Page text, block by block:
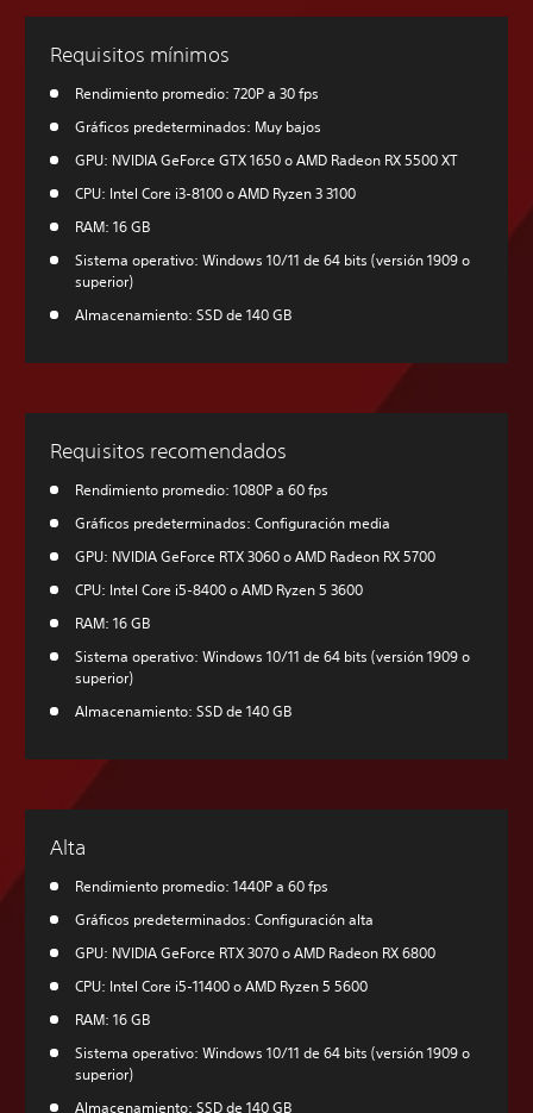
Requisitos mínimos
Rendimiento promedio: 720P a 30 fps
Gráficos predeterminados: Muy bajos
GPU: NVIDIA GeForce GTX 1650 o AMD Radeon RX 5500 XT
CPU: Intel Core i3-8100 o AMD Ryzen 3 3100
RAM: 16 GB
Sistema operativo: Windows 10/11 de 64 bits (versión 1909 o
superior)
Almacenamiento: SSD de 140 GB
Requisitos recomendados
Rendimiento promedio: 1080P a 60 fps
Gráficos predeterminados: Configuración media
GPU: NVIDIA GeForce RTX 3060 o AMD Radeon RX 5700
CPU: Intel Core i5-8400 o AMD Ryzen 5 3600
RAM: 16 GB
Sistema operativo: Windows 10/11 de 64 bits (versión 1909 o
superior)
Almacenamiento: SSD de 140 GB
Alta
Rendimiento promedio: 1440P a 60 fps
Gráficos predeterminados: Configuración alta
GPU: NVIDIA GeForce RTX 3070 o AMD Radeon RX 6800
CPU: Intel Core i5-11400 o AMD Ryzen 5 5600
RAM: 16 GB
Sistema operativo: Windows 10/11 de 64 bits (versión 1909 o
superior)
Almacenamiento: SSD de 140 GB